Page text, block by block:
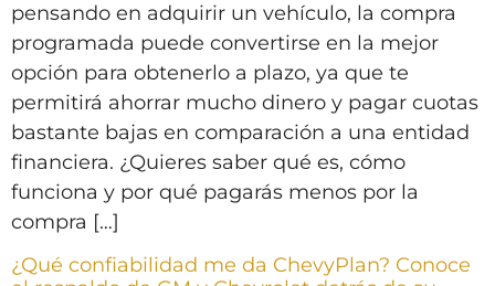
pensando en adquirir un vehículo, la compra
programada puede convertirse en la mejor
opción para obtenerlo a plazo, ya que te
permitirá ahorrar mucho dinero y pagar cuotas
bastante bajas en comparación a una entidad
financiera. ¿Quieres saber qué es, cómo
funciona y por qué pagarás menos por la
compra […]
¿Qué confiabilidad me da ChevyPlan? Conoce